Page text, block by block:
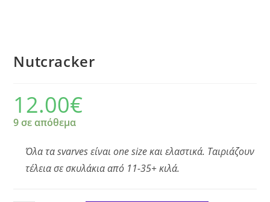
Nutcracker
12.00€
9 σε απόθεμα
Όλα τα svarves είναι one size και ελαστικά. Ταιριάζουν
τέλεια σε σκυλάκια από 11-35+ κιλά.